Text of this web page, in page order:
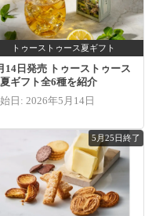
トゥーストゥース夏ギフト
14日発売 トゥーストゥース
ギフト全6種を紹介
日: 2026年5月14日
5月25日終了